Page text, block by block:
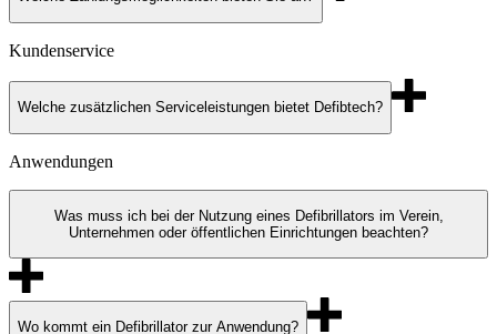
Kundenservice
Welche zusätzlichen Serviceleistungen bietet Defibtech?
Anwendungen
Was muss ich bei der Nutzung eines Defibrillators im Verein,
Unternehmen oder öffentlichen Einrichtungen beachten?
Wo kommt ein Defibrillator zur Anwendung?